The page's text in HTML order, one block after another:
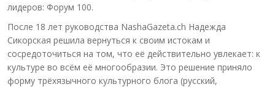
лидеров: Форум 100.
После 18 лет руководства NashaGazeta.ch Надежда
Сикорская решила вернуться к своим истокам и
сосредоточиться на том, что её действительно увлекает: к
культуре во всём её многообразии. Это решение приняло
форму трёхязычного культурного блога (русский,